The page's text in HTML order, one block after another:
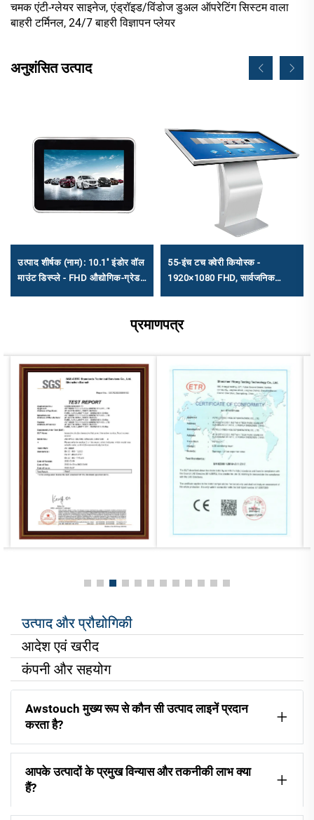
चमक एंटी-ग्लेयर साइनेज, एंड्रॉइड/विंडोज डुअल ऑपरेटिंग सिस्टम वाला
बाहरी टर्मिनल, 24/7 बाहरी विज्ञापन प्लेयर
अनुशंसित उत्पाद
उत्पाद शीर्षक (नाम): 10.1'' इंडोर वॉल
माउंट डिस्प्ले - FHD औद्योगिक-ग्रेड
55-इंच टच क्वेरी कियोस्क -
1920×1080 FHD, सार्वजनिक
(I3/I5/I7)
प्रमाणपत्र
उत्पाद और प्रौद्योगिकी
आदेश एवं खरीद
कंपनी और सहयोग
Awstouch मुख्य रूप से कौन सी उत्पाद लाइनें प्रदान
करता है?
आपके उत्पादों के प्रमुख विन्यास और तकनीकी लाभ क्या
हैं?